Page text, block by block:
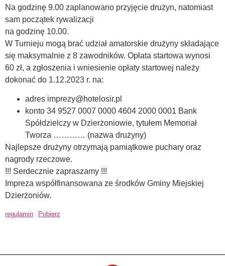
Na godzinę 9.00 zaplanowano przyjęcie drużyn, natomiast
sam początek rywalizacji
na godzinę 10.00.
W Turnieju mogą brać udział amatorskie drużyny składające
się maksymalnie z 8 zawodników. Opłata startowa wynosi
60 zł, a zgłoszenia i wniesienie opłaty startowej należy
dokonać do 1.12.2023 r. na:
adres imprezy@hotelosir.pl
konto 34 9527 0007 0000 4604 2000 0001 Bank
Spółdzielczy w Dzierżoniowie, tytułem Memoriał
Tworza ………… (nazwa drużyny)
Najlepsze drużyny otrzymają pamiątkowe puchary oraz
nagrody rzeczowe.
!!! Serdecznie zapraszamy !!!
Impreza współfinansowana ze środków Gminy Miejskiej
Dzierżoniów.
regulamin Pobierz